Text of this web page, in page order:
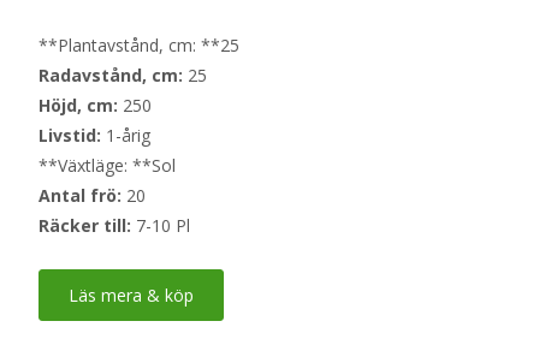
**Plantavstånd, cm: **25
Radavstånd, cm: 25
Höjd, cm: 250
Livstid: 1-årig
**Växtläge: **Sol
Antal frö: 20
Räcker till: 7-10 Pl
Läs mera & köp